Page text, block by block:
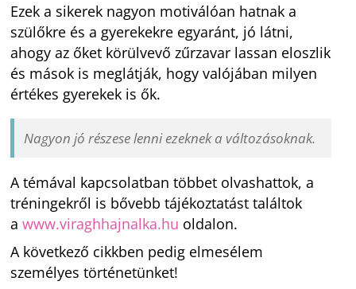
Ezek a sikerek nagyon motiválóan hatnak a
szülőkre és a gyerekekre egyaránt, jó látni,
ahogy az őket körülvevő zűrzavar lassan eloszlik
és mások is meglátják, hogy valójában milyen
értékes gyerekek is ők.
Nagyon jó részese lenni ezeknek a változásoknak.
A témával kapcsolatban többet olvashattok, a
tréningekről is bővebb tájékoztatást találtok
awww.viraghhajnalka.hu oldalon.
A következő cikkben pedig elmesélem
személyes történetünket!